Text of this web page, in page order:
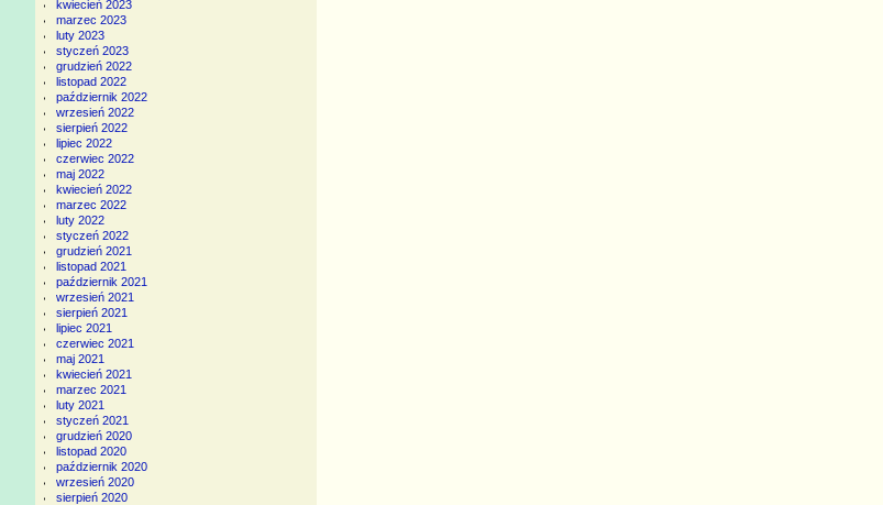
kwiecień 2023
marzec 2023
luty 2023
styczeń 2023
grudzień 2022
listopad 2022
październik 2022
wrzesień 2022
sierpień 2022
lipiec 2022
czerwiec 2022
maj 2022
kwiecień 2022
marzec 2022
luty 2022
styczeń 2022
grudzień 2021
listopad 2021
październik 2021
wrzesień 2021
sierpień 2021
lipiec 2021
czerwiec 2021
maj 2021
kwiecień 2021
marzec 2021
luty 2021
styczeń 2021
grudzień 2020
listopad 2020
październik 2020
wrzesień 2020
sierpień 2020